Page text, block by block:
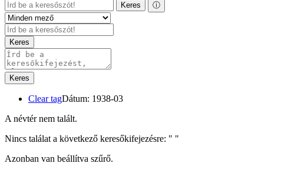
Keres ⓘ
Keres
Keres
Clear tagDátum: 1938-03
A névtér nem talált.
Nincs találat a következő keresőkifejezésre: " "
Azonban van beállítva szűrő.